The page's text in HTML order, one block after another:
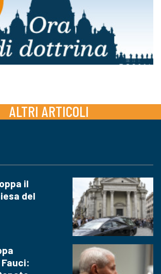
ALTRI ARTICOLI
il
del